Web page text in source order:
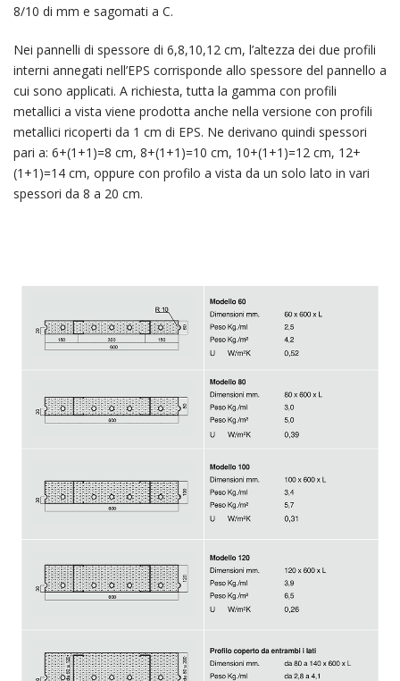
8/10 di mm e sagomati a C.
Nei pannelli di spessore di 6,8,10,12 cm, l’altezza dei due profili
interni annegati nell’EPS corrisponde allo spessore del pannello a
cui sono applicati. A richiesta, tutta la gamma con profili
metallici a vista viene prodotta anche nella versione con profili
metallici ricoperti da 1 cm di EPS. Ne derivano quindi spessori
pari a: 6+(1+1)=8 cm, 8+(1+1)=10 cm, 10+(1+1)=12 cm, 12+
(1+1)=14 cm, oppure con profilo a vista da un solo lato in vari
spessori da 8 a 20 cm.